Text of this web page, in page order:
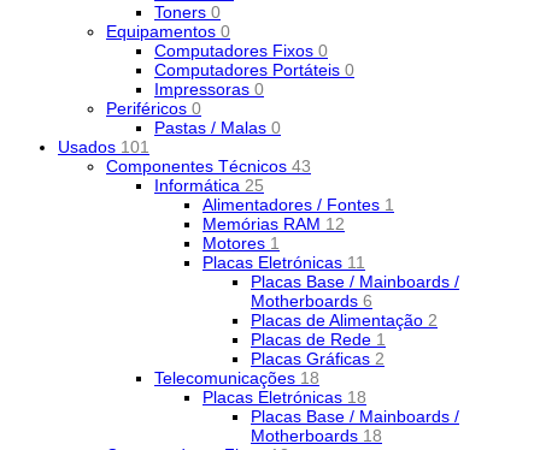
Toners 0
Equipamentos 0
Computadores Fixos 0
Computadores Portáteis 0
Impressoras 0
Periféricos 0
Pastas / Malas 0
Usados 101
Componentes Técnicos 43
Informática 25
Alimentadores / Fontes 1
Memórias RAM 12
Motores 1
Placas Eletrónicas 11
Placas Base / Mainboards /
Motherboards 6
Placas de Alimentação 2
Placas de Rede 1
Placas Gráficas 2
Telecomunicações 18
Placas Eletrónicas 18
Placas Base / Mainboards /
Motherboards 18